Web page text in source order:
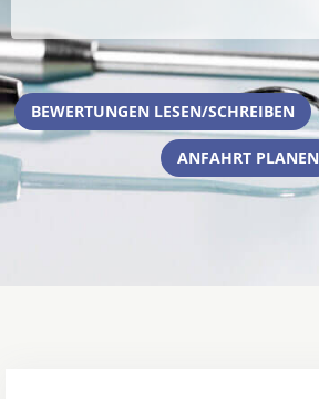
BEWERTUNGEN LESEN/SCHREIBEN
ANFAHRT PLANEN